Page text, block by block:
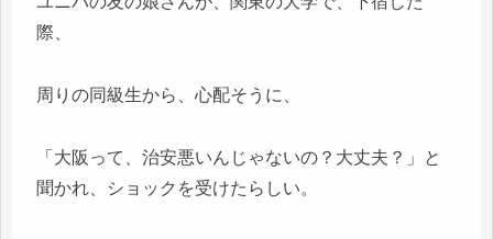
際、
周りの同級生から、心配そうに、
「大阪って、治安悪いんじゃないの？大丈夫？」と
聞かれ、ショックを受けたらしい。